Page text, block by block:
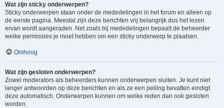
Wat zijn sticky onderwerpen?
Sticky onderwerpen staan onder de mededelingen in het forum en alleen op
de eerste pagina. Meestal zijn deze berichten vrij belangrijk dus het lezen
ervan wordt aangeraden. Net zoals bij mededelingen bepaalt de beheerder
welke permissies je moet hebben om een sticky onderwerp te plaatsen.
Omhoog
Wat zijn gesloten onderwerpen?
Zowel moderators als beheerders kunnen onderwerpen sluiten. Je kunt niet
langer antwoorden op deze berichten en als ze een peiling bevatten eindigt
deze automatisch. Onderwerpen kunnen om welke reden dan ook gesloten
worden.